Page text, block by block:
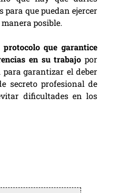
que puedan ejercer
posible.
protocolo que garantice
en su trabajo por
garantizar el deber
secreto profesional de
dificultades en los